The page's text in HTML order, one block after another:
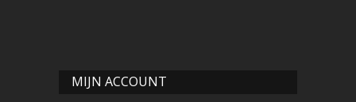
MIJN ACCOUNT